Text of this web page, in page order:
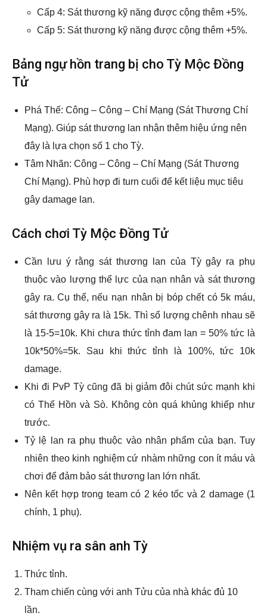
Cấp 4: Sát thương kỹ năng được cộng thêm +5%.
Cấp 5: Sát thương kỹ năng được cộng thêm +5%.
Bảng ngự hồn trang bị cho Tỳ Mộc Đồng
Tử
Phá Thế: Công – Công – Chí Mạng (Sát Thương Chí
Mạng). Giúp sát thương lan nhận thêm hiệu ứng nên
đây là lựa chọn số 1 cho Tỳ.
Tâm Nhãn: Công – Công – Chí Mạng (Sát Thương
Chí Mạng). Phù hợp đi turn cuối để kết liệu mục tiêu
gây damage lan.
Cách chơi Tỳ Mộc Đồng Tử
Cần lưu ý rằng sát thương lan của Tỳ gây ra phụ
thuộc vào lượng thể lực của nạn nhân và sát thương
gây ra. Cụ thể, nếu nạn nhân bị bóp chết có 5k máu,
sát thương gây ra là 15k. Thì số lượng chênh nhau sẽ
là 15-5=10k. Khi chưa thức tỉnh đam lan = 50% tức là
10k*50%=5k. Sau khi thức tỉnh là 100%, tức 10k
damage.
Khi đi PvP Tỳ cũng đã bị giảm đôi chút sức mạnh khi
có Thế Hồn và Sò. Không còn quá khủng khiếp như
trước.
Tỷ lệ lan ra phụ thuộc vào nhân phẩm của bạn. Tuy
nhiên theo kinh nghiệm cứ nhàm những con ít máu và
chơi để đảm bảo sát thương lan lớn nhất.
Nên kết hợp trong team có 2 kéo tốc và 2 damage (1
chính, 1 phụ).
Nhiệm vụ ra sân anh Tỳ
Thức tỉnh.
Tham chiến cùng với anh Tửu của nhà khác đủ 10
lần.